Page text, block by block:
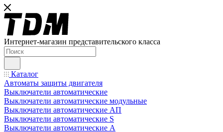
Интернет-магазин представительского класса
Каталог
Автоматы защиты двигателя
Выключатели автоматические
Выключатели автоматические модульные
Выключатели автоматические АП
Выключатели автоматические S
Выключатели автоматические А